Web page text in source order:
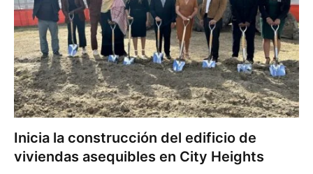
Inicia la construcción del edificio de
viviendas asequibles en City Heights